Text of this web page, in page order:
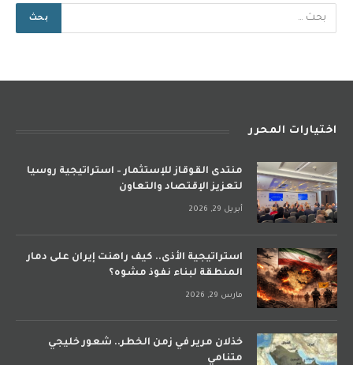
اختيارات المحرر
منتدى القوقاز للإستثمار – استراتيجية روسيا
لتعزيز الإقتصاد والتعاون
أبريل 29, 2026
استراتيجية الأذى.. كيف راهنت إيران على دمار
المنطقة لبناء نفوذ مشوه؟
مارس 29, 2026
خذلان مرير في زمن الخطر.. شعور خليجي
متنامي